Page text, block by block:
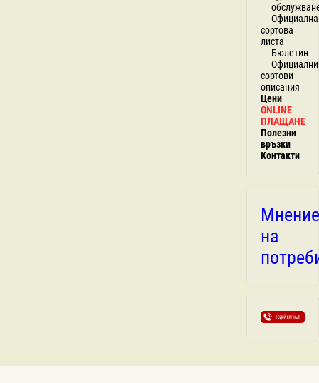
Официална
сортова
листа
Бюлетин
Официални
сортови
описания
Цени
ONLINE
ПЛАЩАНЕ
Полезни
връзки
Контакти
на